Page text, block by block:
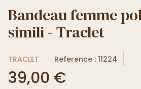
Bandeau femme
simili - Traclet
TRACLET Reference : 11224
39,00 €